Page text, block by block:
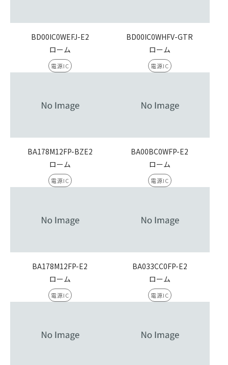
BD00IC0WEFJ-E2
ローム
電源IC
BD00IC0WHFV-GTR
ローム
電源IC
BA178M12FP-BZE2
ローム
電源IC
BA00BC0WFP-E2
ローム
電源IC
BA178M12FP-E2
ローム
電源IC
BA033CC0FP-E2
ローム
電源IC